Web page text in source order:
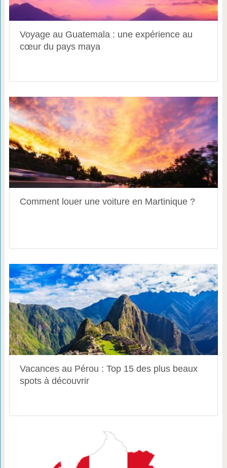
Voyage au Guatemala : une expérience au
cœur du pays maya
Comment louer une voiture en Martinique ?
Vacances au Pérou : Top 15 des plus beaux
spots à découvrir